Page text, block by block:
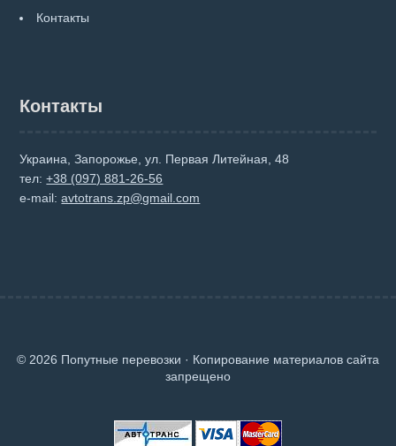
Контакты
Контакты
Украина, Запорожье, ул. Первая Литейная, 48
тел:+38 (097) 881-26-56
e-mail:avtotrans.zp@gmail.com
© 2026 Попутные перевозки · Копирование материалов сайта
запрещено